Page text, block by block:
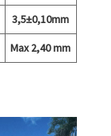
3,5±0,10mm
Max 2,40 mm